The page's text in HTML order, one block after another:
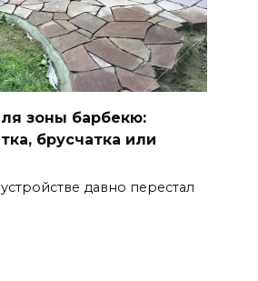
зоны барбекю:
брусчатка или
давно перестал